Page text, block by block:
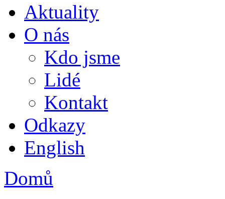
Aktuality
O nás
Kdo jsme
Lidé
Kontakt
Odkazy
English
Domů